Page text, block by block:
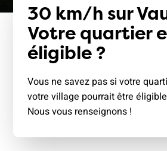
30 km/h sur
Votre quartier
éligible ?
Vous ne savez pas si votre
votre village pourrait être
Nous vous renseignons !